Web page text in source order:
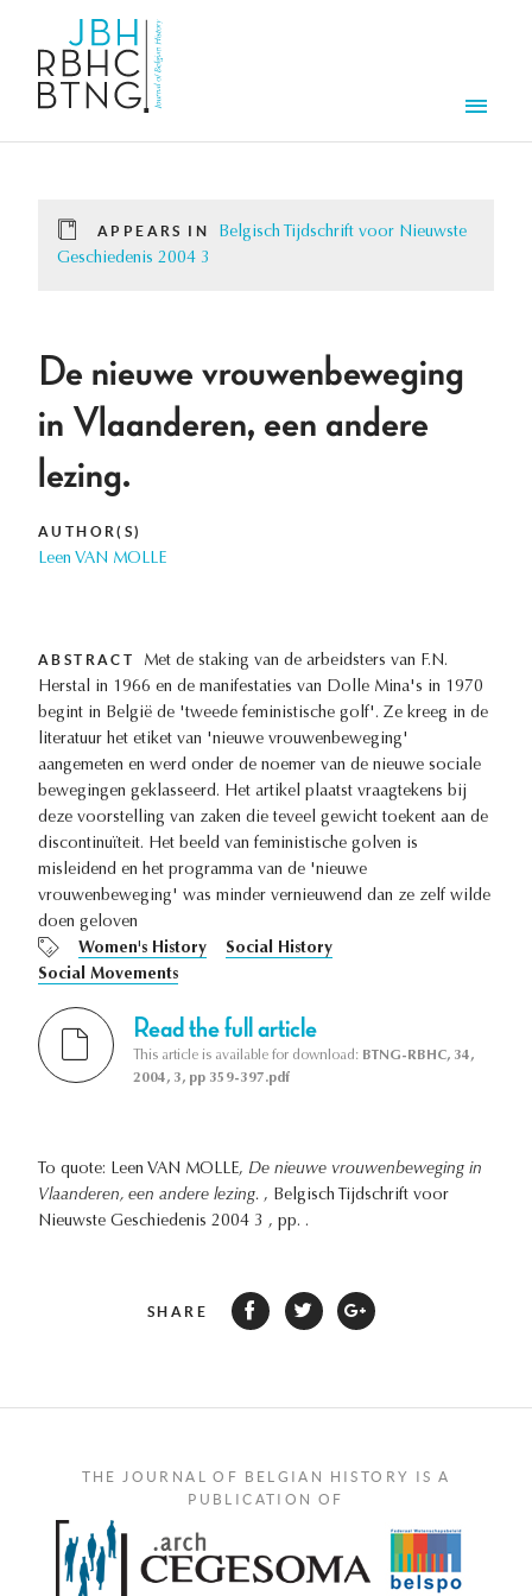
APPEARS IN
Belgisch Tijdschrift voor Nieuwste
Geschiedenis 2004 3
De nieuwe vrouwenbeweging
in Vlaanderen, een andere
lezing.
AUTHOR(S)
Leen VAN MOLLE
ABSTRACT
Met de staking van de arbeidsters van F.N.
Herstal in 1966 en de manifestaties van Dolle Mina's in 1970
begint in België de 'tweede feministische golf'. Ze kreeg in de
literatuur het etiket van 'nieuwe vrouwenbeweging'
aangemeten en werd onder de noemer van de nieuwe sociale
bewegingen geklasseerd. Het artikel plaatst vraagtekens bij
deze voorstelling van zaken die teveel gewicht toekent aan de
discontinuïteit. Het beeld van feministische golven is
misleidend en het programma van de 'nieuwe
vrouwenbeweging' was minder vernieuwend dan ze zelf wilde
doen geloven
Women's History
Social History
Social Movements
Read the full article
This article is available for download: BTNG-RBHC, 34,
2004, 3, pp 359-397.pdf
To quote: Leen VAN MOLLE, De nieuwe vrouwenbeweging in
Vlaanderen, een andere lezing. , Belgisch Tijdschrift voor
Nieuwste Geschiedenis 2004 3 , pp. .
SHARE
THE JOURNAL OF BELGIAN HISTORY IS A
PUBLICATION OF